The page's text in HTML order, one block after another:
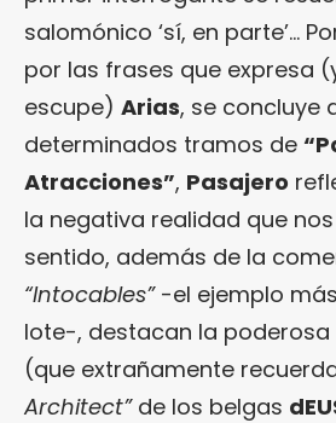
salomónico ‘sí, en parte’…
por las frases que expresa
escupe) Arias, se concluye
determinados tramos de
Atracciones”, Pasajero
la negativa realidad que
sentido, además de la
“Intocables”-el ejemplo
lote-, destacan la poderosa
(que extrañamente
Architect”de los belgas